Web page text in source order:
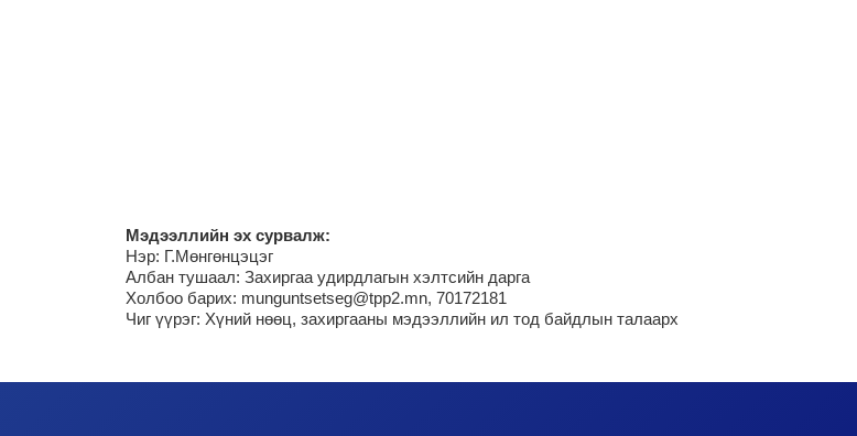
Мэдээллийн эх сурвалж:
Нэр: Г.Мөнгөнцэцэг
Албан тушаал: Захиргаа удирдлагын хэлтсийн дарга
Холбоо барих: munguntsetseg@tpp2.mn, 70172181
Чиг үүрэг: Хүний нөөц, захиргааны мэдээллийн ил тод байдлын талаарх